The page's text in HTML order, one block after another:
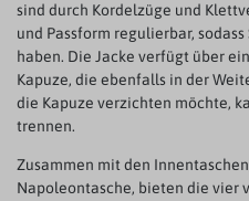
sind durch Kordelzüge und
und Passform regulierbar,
haben. Die Jacke verfügt über
Kapuze, die ebenfalls in der
die Kapuze verzichten möchte,
trennen.
Zusammen mit den
Napoleontasche, bieten die vier